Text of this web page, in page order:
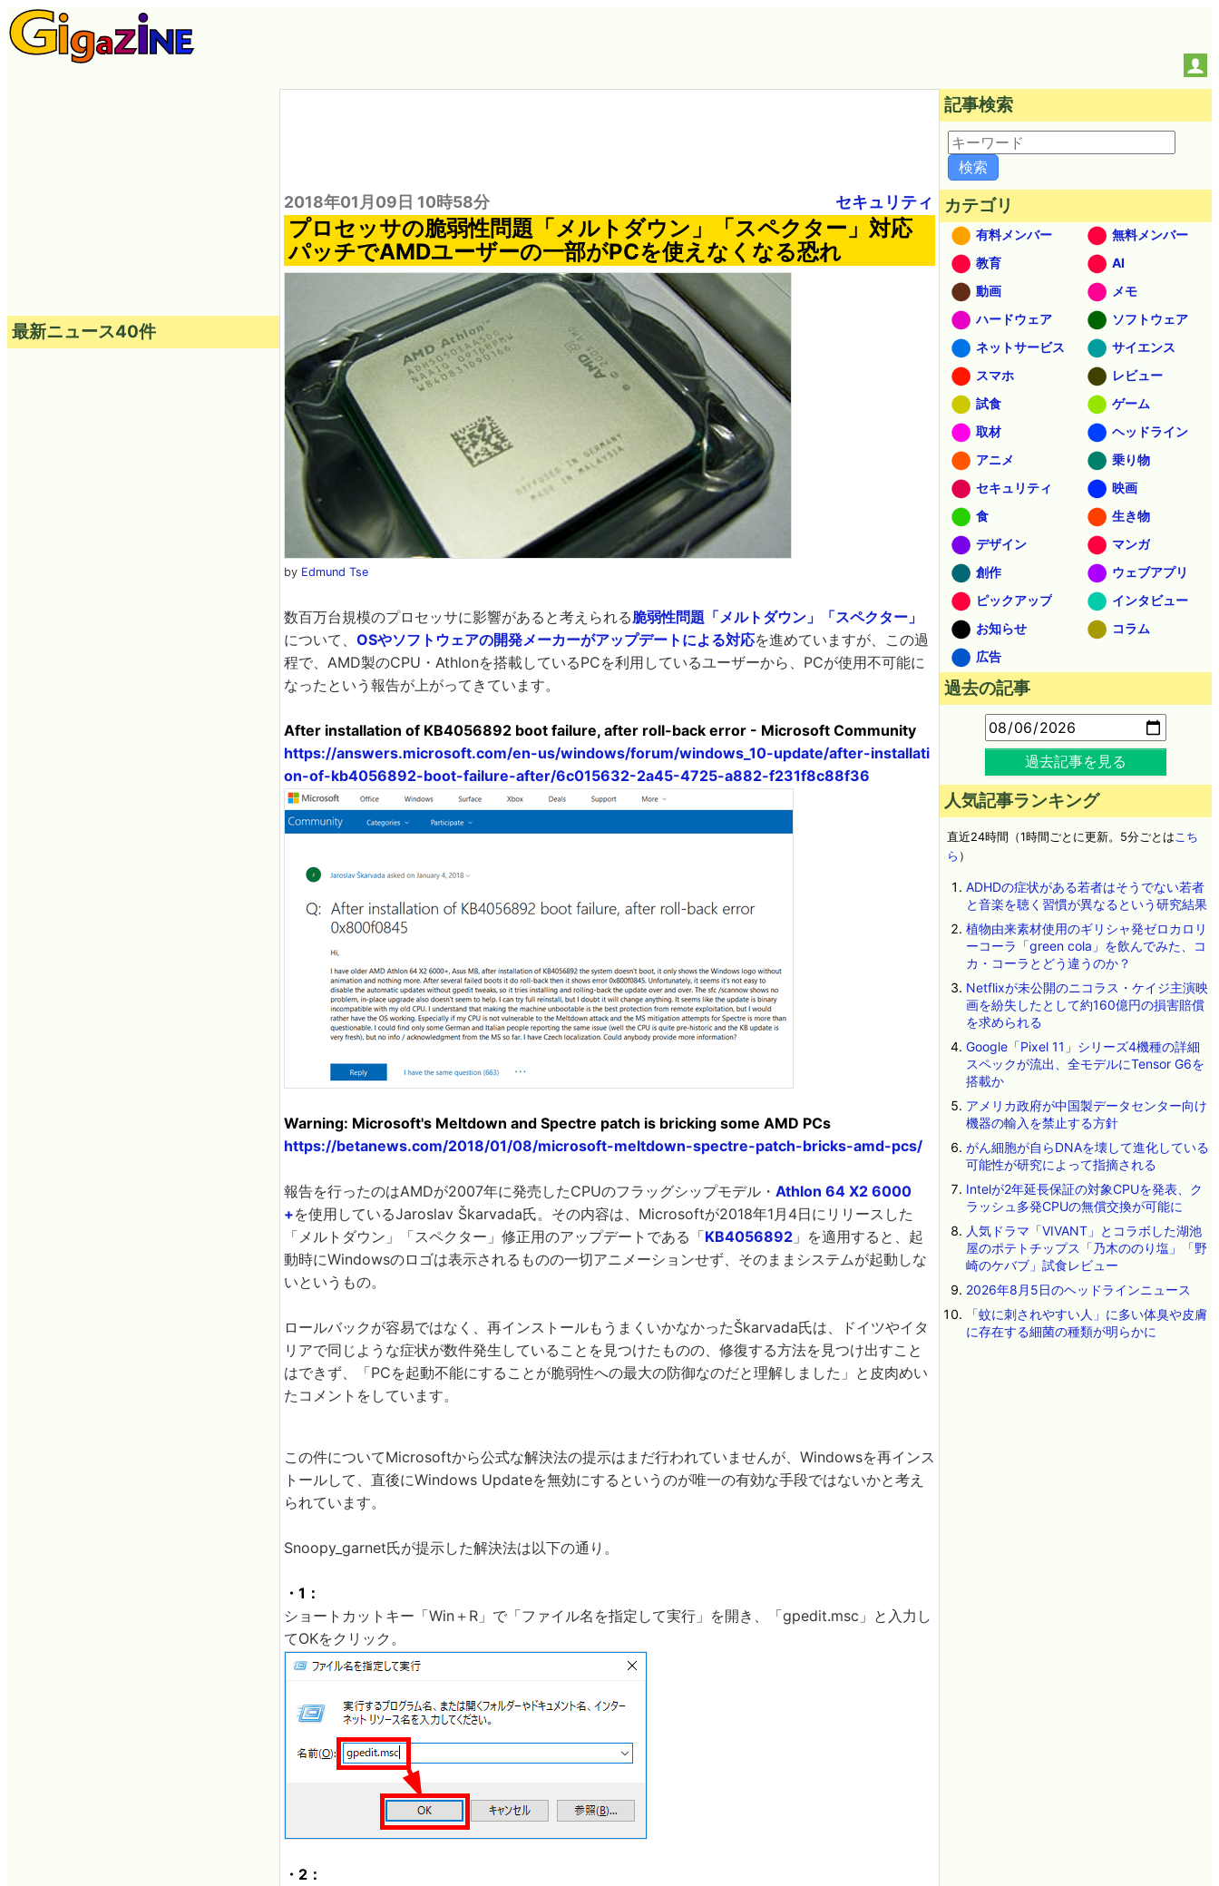
2018年01月09日 10時58分 セキュリティ
プロセッサの脆弱性問題「メルトダウン」「スペクター」対応
パッチでAMDユーザーの一部がPCを使えなくなる恐れ
by Edmund Tse
数百万台規模のプロセッサに影響があると考えられる脆弱性問題「メルトダウン」「スペクター」
について、 OSやソフトウェアの開発メーカーがアップデートによる対応を進めていますが、この過
程で、AMD製のCPU・Athlonを搭載しているPCを利用しているユーザーから、PCが使用不可能に
なったという報告が上がってきています。
After installation of KB4056892 boot failure, after roll-back error - Microsoft Community
https://answers.microsoft.com/en-us/windows/forum/windows_10-update/after-installati
on-of-kb4056892-boot-failure-after/6c015632-2a45-4725-a882-f231f8c88f36
Warning: Microsoft's Meltdown and Spectre patch is bricking some AMD PCs
https://betanews.com/2018/01/08/microsoft-meltdown-spectre-patch-bricks-amd-pcs/
報告を行ったのはAMDが2007年に発売したCPUのフラッグシップモデル・ Athlon 64 X2 6000
+を使用しているJaroslav Škarvada氏。その内容は、Microsoftが2018年1月4日にリリースした
「メルトダウン」「スペクター」修正用のアップデートである「KB4056892 」を適用すると、起
動時にWindowsのロゴは表示されるものの一切アニメーションせず、そのままシステムが起動しな
いというもの。
ロールバックが容易ではなく、再インストールもうまくいかなかったŠkarvada氏は、ドイツやイタ
リアで同じような症状が数件発生していることを見つけたものの、修復する方法を見つけ出すこと
はできず、「PCを起動不能にすることが脆弱性への最大の防御なのだと理解しました」と皮肉めい
たコメントをしています。
この件についてMicrosoftから公式な解決法の提示はまだ行われていませんが、Windowsを再インス
トールして、直後にWindows Updateを無効にするというのが唯一の有効な手段ではないかと考え
られています。
Snoopy_garnet氏が提示した解決法は以下の通り。
・1：
ショートカットキー「Win＋R」で「ファイル名を指定して実行」を開き、「gpedit.msc」と入力し
てOKをクリック。
・2：
最新ニュース40件
記事検索
カテゴリ
有料メンバー
無料メンバー
教育
AI
動画
メモ
ハードウェア
ソフトウェア
ネットサービス
サイエンス
スマホ
レビュー
試食
ゲーム
取材
ヘッドライン
アニメ
乗り物
セキュリティ
映画
食
生き物
デザイン
マンガ
創作
ウェブアプリ
ピックアップ
インタビュー
お知らせ
コラム
広告
過去の記事
過去記事を見る
人気記事ランキング
直近24時間（1時間ごとに更新。5分ごとはこち
ら ）
ADHDの症状がある若者はそうでない若者
と音楽を聴く習慣が異なるという研究結果
植物由来素材使用のギリシャ発ゼロカロリ
ーコーラ「green cola」を飲んでみた、コ
カ・コーラとどう違うのか？
Netflixが未公開のニコラス・ケイジ主演映
画を紛失したとして約160億円の損害賠償
を求められる
Google「Pixel 11」シリーズ4機種の詳細
スペックが流出、全モデルにTensor G6を
搭載か
アメリカ政府が中国製データセンター向け
機器の輸入を禁止する方針
がん細胞が自らDNAを壊して進化している
可能性が研究によって指摘される
Intelが2年延長保証の対象CPUを発表、ク
ラッシュ多発CPUの無償交換が可能に
人気ドラマ「VIVANT」とコラボした湖池
屋のポテトチップス「乃木ののり塩」「野
崎のケバブ」試食レビュー
2026年8月5日のヘッドラインニュース
「蚊に刺されやすい人」に多い体臭や皮膚
に存在する細菌の種類が明らかに